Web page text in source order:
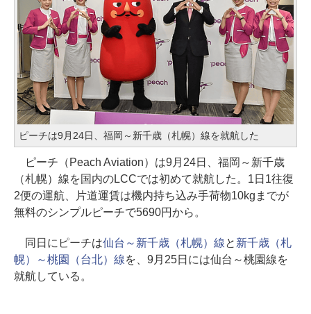
ピーチは9月24日、福岡～新千歳（札幌）線を就航した
ピーチ（Peach Aviation）は9月24日、福岡～新千歳
（札幌）線を国内のLCCでは初めて就航した。1日1往復
2便の運航、片道運賃は機内持ち込み手荷物10kgまでが
無料のシンプルピーチで5690円から。
同日にピーチは仙台～新千歳（札幌）線と 新千歳（札
幌）～桃園（台北）線を、9月25日には仙台～桃園線を
就航している。